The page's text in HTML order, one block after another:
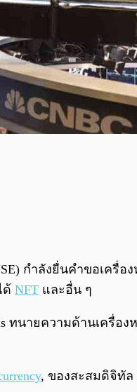
กำลังยื่นคำขอเครื่
ด้ NFT และอื่น ๆ
ทนายความด้านเครื่อง
, ของสะสมดิจิทัล